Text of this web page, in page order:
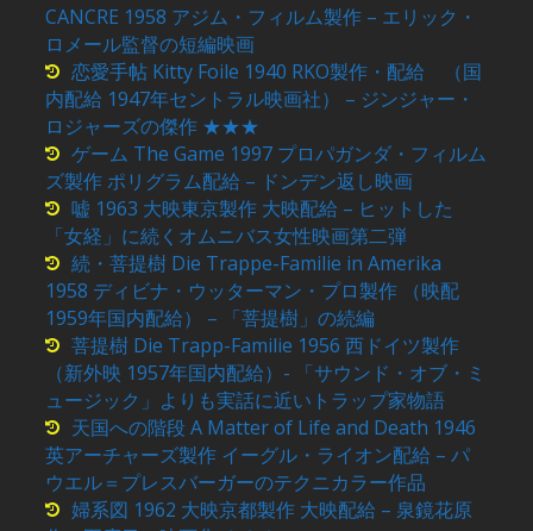
CANCRE 1958 アジム・フィルム製作 – エリック・
ロメール監督の短編映画
恋愛手帖 Kitty Foile 1940 RKO製作・配給 （国
内配給 1947年セントラル映画社） – ジンジャー・
ロジャーズの傑作 ★★★
ゲーム The Game 1997 プロパガンダ・フィルム
ズ製作 ポリグラム配給 – ドンデン返し映画
嘘 1963 大映東京製作 大映配給 – ヒットした
「女経」に続くオムニバス女性映画第二弾
続・菩提樹 Die Trappe-Familie in Amerika
1958 ディビナ・ウッターマン・プロ製作 （映配
1959年国内配給） – 「菩提樹」の続編
菩提樹 Die Trapp-Familie 1956 西ドイツ製作
（新外映 1957年国内配給）- 「サウンド・オブ・ミ
ュージック」よりも実話に近いトラップ家物語
天国への階段 A Matter of Life and Death 1946
英アーチャーズ製作 イーグル・ライオン配給 – パ
ウエル＝プレスバーガーのテクニカラー作品
婦系図 1962 大映京都製作 大映配給 – 泉鏡花原